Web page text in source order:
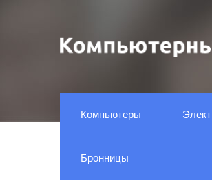
Компьютеры
Бронницы